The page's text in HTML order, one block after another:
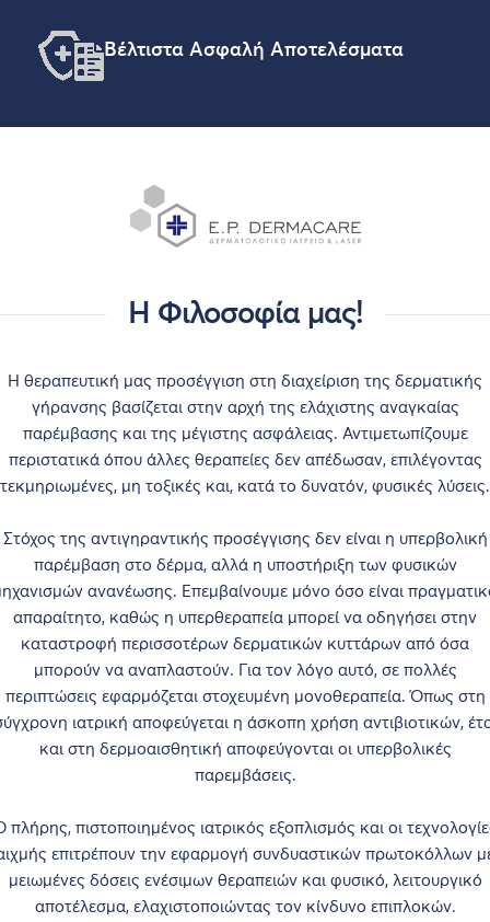
Βέλτιστα Ασφαλή Αποτελέσματα
Η Φιλοσοφία μας!
Η θεραπευτική μας προσέγγιση στη διαχείριση της δερματικής
γήρανσης βασίζεται στην αρχή της ελάχιστης αναγκαίας
παρέμβασης και της μέγιστης ασφάλειας. Αντιμετωπίζουμε
περιστατικά όπου άλλες θεραπείες δεν απέδωσαν, επιλέγοντας
τεκμηριωμένες, μη τοξικές και, κατά το δυνατόν, φυσικές λύσεις.
Στόχος της αντιγηραντικής προσέγγισης δεν είναι η υπερβολική
παρέμβαση στο δέρμα, αλλά η υποστήριξη των φυσικών
ανανέωσης. Επεμβαίνουμε μόνο όσο είναι
απαραίτητο, καθώς η υπερθεραπεία μπορεί να οδηγήσει στην
καταστροφή περισσοτέρων δερματικών κυττάρων από όσα
μπορούν να αναπλαστούν. Για τον λόγο αυτό, σε πολλές
περιπτώσεις εφαρμόζεται στοχευμένη μονοθεραπεία. Όπως στη
ιατρική αποφεύγεται η άσκοπη χρήση αντιβιοτικών,
και στη δερμοαισθητική αποφεύγονται οι υπερβολικές
παρεμβάσεις.
πλήρης, πιστοποιημένος ιατρικός εξοπλισμός και οι
επιτρέπουν την εφαρμογή συνδυαστικών πρωτοκόλλων
μειωμένες δόσεις ενέσιμων θεραπειών και φυσικό, λειτουργικό
αποτέλεσμα, ελαχιστοποιώντας τον κίνδυνο επιπλοκών.